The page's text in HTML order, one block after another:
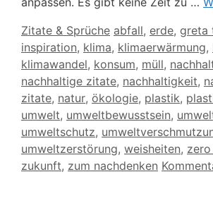
Kategorien
Zitate & Sprüche Schlagwörter
abfall, erde, greta
inspiration, klima, klimaerwärmung,
klimawandel, konsum, müll,
nachhaltige zitate, nachhaltigkeit,
zitate, natur, ökologie, plastik,
umwelt, umweltbewusstsein,
umweltschutz,
umweltzerstörung, weisheiten,
zukunft, zum nachdenken